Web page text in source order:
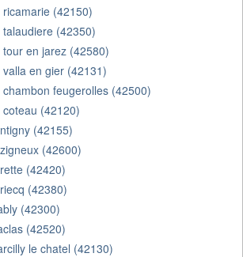
(42150)
(42350)
en jarez (42580)
en gier (42131)
feugerolles (42500)
(42120)
(42155)
(42600)
(42420)
(42380)
(42300)
(42520)
le chatel (42130)